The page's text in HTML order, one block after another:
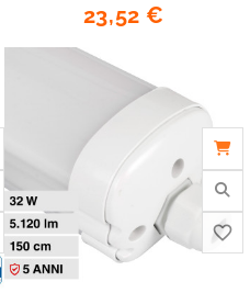
favorite_border
23,52 €